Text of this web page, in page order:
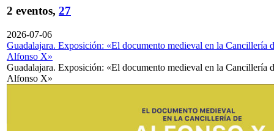
2 eventos, 27
2026-07-06
Guadalajara. Exposición: «El documento medieval en la Cancillería
Alfonso X»
Guadalajara. Exposición: «El documento medieval en la Cancillería
Alfonso X»